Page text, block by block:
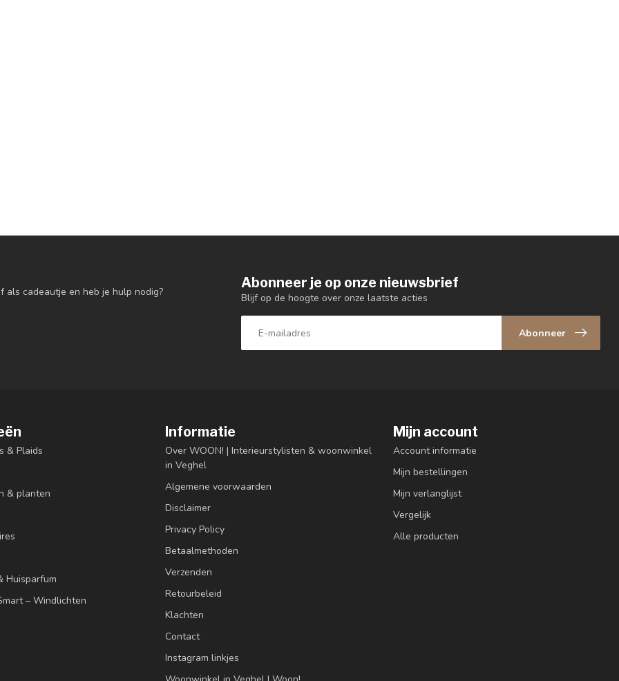
als cadeautje en heb je hulp nodig?
Abonneer je op onze nieuwsbrief
Blijf op de hoogte over onze laatste acties
Abonneer
& Plaids
& planten
Huisparfum
– Windlichten
Informatie
Over WOON! | Interieurstylisten & woonwinkel
in Veghel
Algemene voorwaarden
Disclaimer
Privacy Policy
Betaalmethoden
Verzenden
Retourbeleid
Klachten
Contact
Instagram linkjes
Mijn account
Account informatie
Mijn bestellingen
Mijn verlanglijst
Vergelijk
Alle producten